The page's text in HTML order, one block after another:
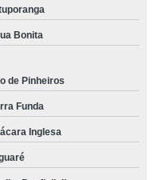
Bonita
de Pinheiros
Funda
Inglesa